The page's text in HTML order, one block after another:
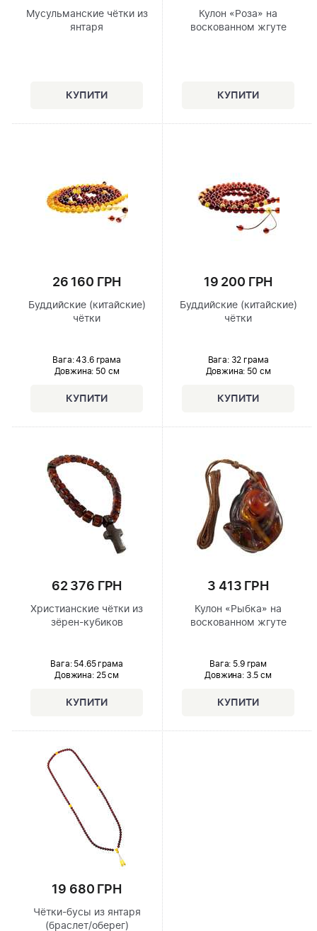
Мусульманские чётки из
янтаря
Кулон «Роза» на
воскованном жгуте
26 160 ГРН
Буддийские (китайские)
чётки
Вага: 43.6 грама
Довжина: 50 см
19 200 ГРН
Буддийские (китайские)
чётки
Вага: 32 грама
Довжина: 50 см
62 376 ГРН
Христианские чётки из
зёрен-кубиков
Вага: 54.65 грама
Довжина:25 см
3 413 ГРН
Кулон «Рыбка» на
воскованном жгуте
Вага: 5.9 грам
Довжина:3.5 см
19 680 ГРН
Чётки-бусы из янтаря
(браслет/оберег)